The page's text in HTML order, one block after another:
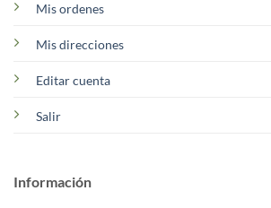
Mis ordenes
Mis direcciones
Editar cuenta
Salir
Información